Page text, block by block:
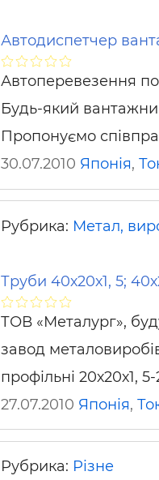
Автодиспетчер
Автоперевезення по
Будь-який
Пропонуємо
30.07.2010 Японія,
Рубрика: Метал,
Труби 40х20х1, 5;
ТОВ «Металург»,
завод
профільні 20х20х1,
27.07.2010 Японія,
Рубрика: Різне